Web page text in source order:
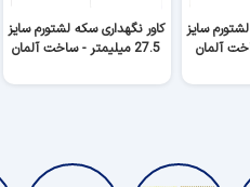
سایز
کاور نگهداری سکه لشتورم سایز
27.5 میلیمتر - ساخت آلمان